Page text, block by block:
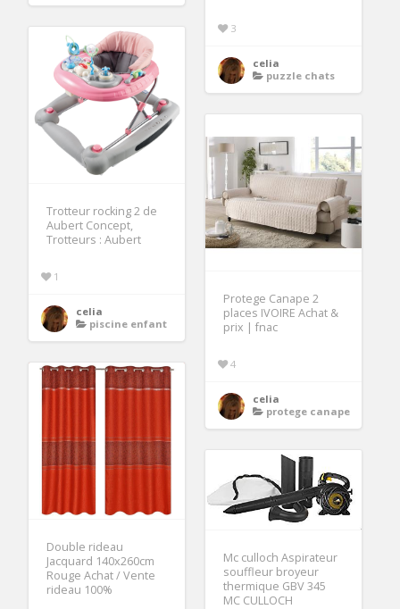
3
celia
puzzle chats
Trotteur rocking 2 de
Aubert Concept,
Trotteurs : Aubert
1
celia
piscine enfant
Protege Canape 2
places IVOIRE Achat &
prix | fnac
4
celia
protege canape
Double rideau
Jacquard 140x260cm
Rouge Achat / Vente
rideau 100%
Mc culloch Aspirateur
souffleur broyeur
thermique GBV 345
MC CULLOCH